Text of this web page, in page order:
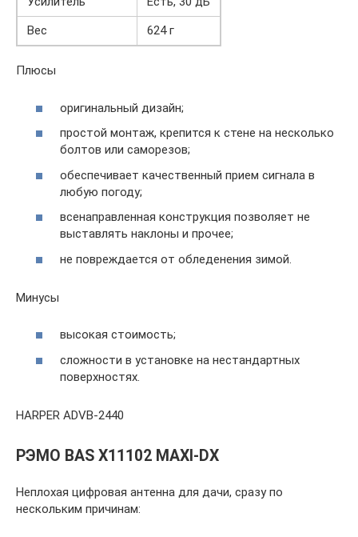
Вес
624 г
Плюсы
оригинальный дизайн;
простой монтаж, крепится к стене на несколько
болтов или саморезов;
обеспечивает качественный прием сигнала в
любую погоду;
всенаправленная конструкция позволяет не
выставлять наклоны и прочее;
не повреждается от обледенения зимой.
Минусы
высокая стоимость;
сложности в установке на нестандартных
поверхностях.
HARPER ADVB-2440
РЭМО BAS X11102 MAXI-DX
Неплохая цифровая антенна для дачи, сразу по
нескольким причинам: